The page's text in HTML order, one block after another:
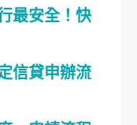
最安全！快
信貸申辦流